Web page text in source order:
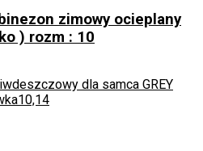
zimowy ocieplany
) rozm : 10